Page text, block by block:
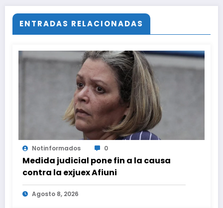
ENTRADAS RELACIONADAS
Notinformados 0
Medida judicial pone fin a la causa
contra la exjuex Afiuni
Agosto 8, 2026